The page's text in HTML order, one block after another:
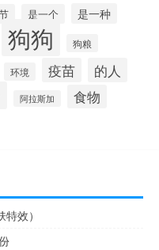
是一个 是一种
狗狗 狗粮
环境 疫苗 的人
阿拉斯加 食物
效）